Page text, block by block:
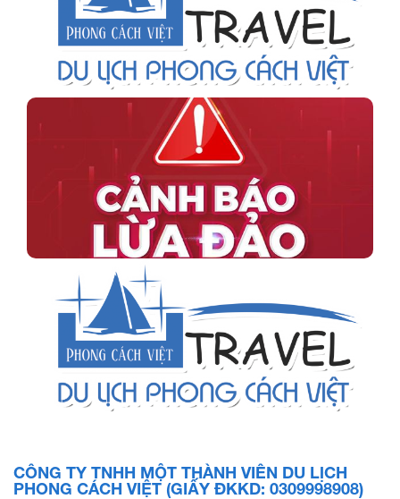
Nhân viên dịch vụ vé máy bay & VISA
CẢNH BÁO LỪA ĐẢO GIẢ MẠO
CÔNG TY TNHH MỘT THÀNH VIÊN DU LỊCH
PHONG CÁCH VIỆT (GIẤY ĐKKD: 0309998908)